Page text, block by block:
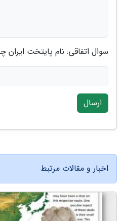
سوال اتفاقی: نام پایتخت
ارسال
اخبار و مقالات مرتبط